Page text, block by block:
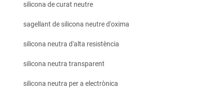
silicona de curat neutre
sagellant de silicona neutre d'oxima
silicona neutra d'alta resistència
silicona neutra transparent
silicona neutra per a electrònica